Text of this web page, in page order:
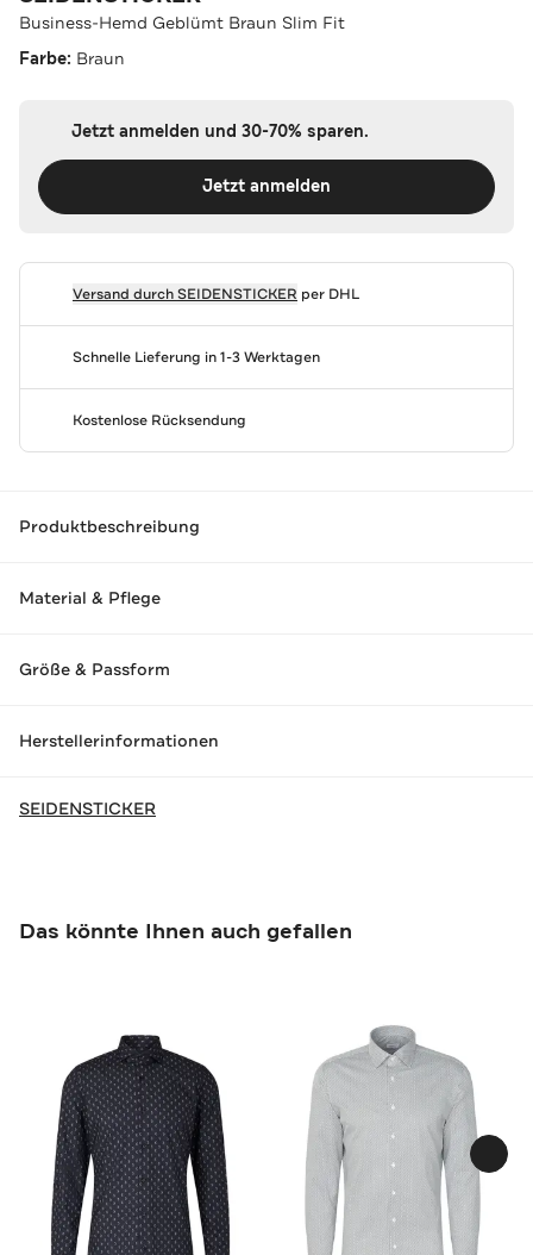
Business-Hemd Geblümt Braun Slim Fit
Farbe: Braun
Jetzt anmelden und 30-70% sparen.
Jetzt anmelden
Versand durchSEIDENSTICKER per DHL
Schnelle Lieferung in 1-3 Werktagen
Kostenlose Rücksendung
Produktbeschreibung
Material & Pflege
Größe & Passform
Herstellerinformationen
SEIDENSTICKER
Das könnte Ihnen auch gefallen